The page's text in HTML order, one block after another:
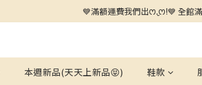
🌼徵求客人中🌼
💙滿額運費我們出ꯁ.̮ꯁ!💙 全館
🌼徵求客人中
本週新品(天天上新品😝) 鞋款